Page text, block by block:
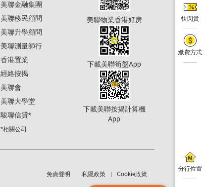
快閃賞
繳費方式
分行位置
美聯金融集團
美聯移民顧問
美聯升學顧問
美聯測量師行
香港置業
經絡按揭
美聯會
美聯大學堂
駿聯信貸*
*相關公司
美聯物業香港好房
下載美聯筍盤App
下載美聯按揭計算機
App
免責聲明 私隱政策 Cookie政策